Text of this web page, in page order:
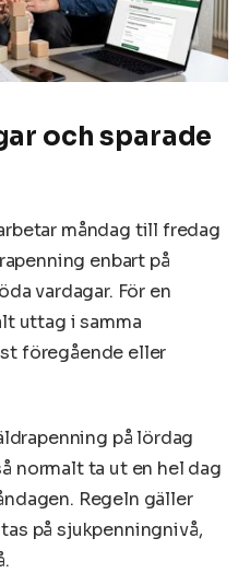
och sparade
måndag till fredag
enbart på
vardagar. För en
uttag i samma
föregående eller
på lördag
normalt ta ut en hel dag
Regeln gäller
på sjukpenningnivå,